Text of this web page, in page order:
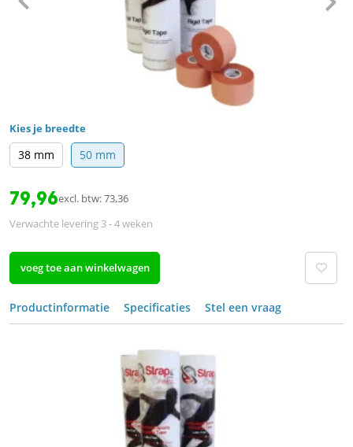
Kies je breedte
38 mm 50 mm
79,96excl. btw: 73,36
Verwachte levering 3 - 4 weken
voeg toe aan winkelwagen
Productinformatie Specificaties Stel een vraag